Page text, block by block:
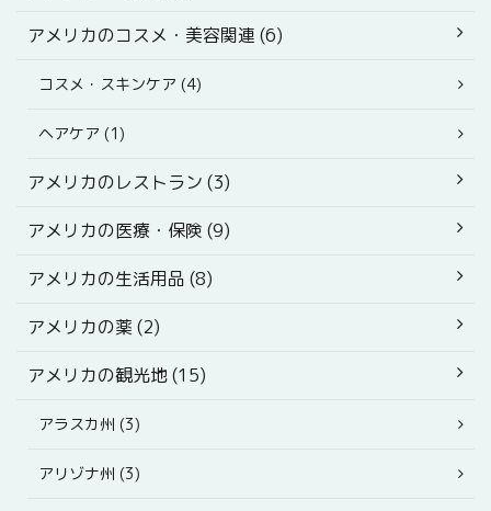
アメリカのコスメ・美容関連 (6)
コスメ・スキンケア (4)
ヘアケア (1)
アメリカのレストラン (3)
アメリカの医療・保険 (9)
アメリカの生活用品 (8)
アメリカの薬 (2)
アメリカの観光地 (15)
アラスカ州 (3)
アリゾナ州 (3)